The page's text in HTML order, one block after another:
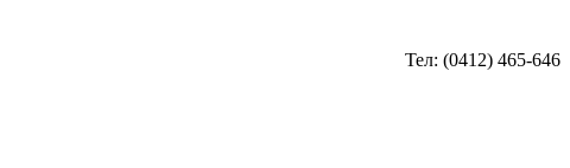
Тел: (0412) 465-646